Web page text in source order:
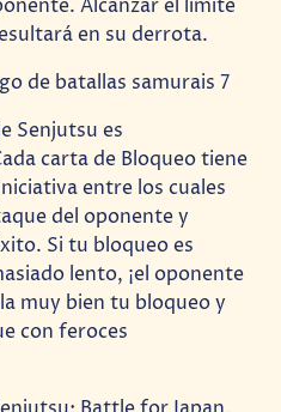
Alcanzar el límite
en su derrota.
Senjutsu es
carta de Bloqueo tiene
entre los cuales
del oponente y
Si tu bloqueo es
lento, ¡el oponente
muy bien tu bloqueo y
con feroces